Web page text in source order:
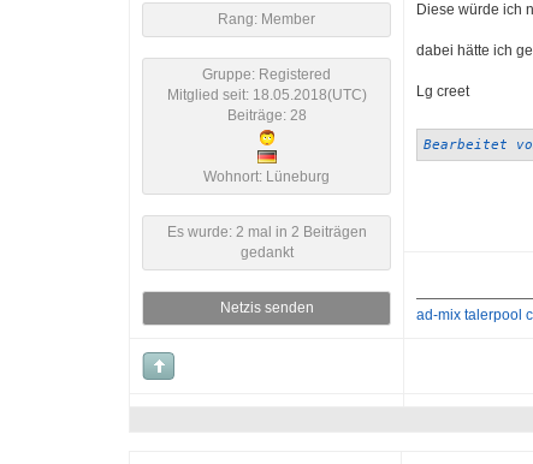
Rang: Member
Gruppe: Registered
Mitglied seit: 18.05.2018(UTC)
Beiträge: 28
Wohnort: Lüneburg
Es wurde: 2 mal in 2 Beiträgen
gedankt
Netzis senden
Diese würde ich
dabei hätte ich
Lg creet
Bearbeitet
ad-mix talerpool